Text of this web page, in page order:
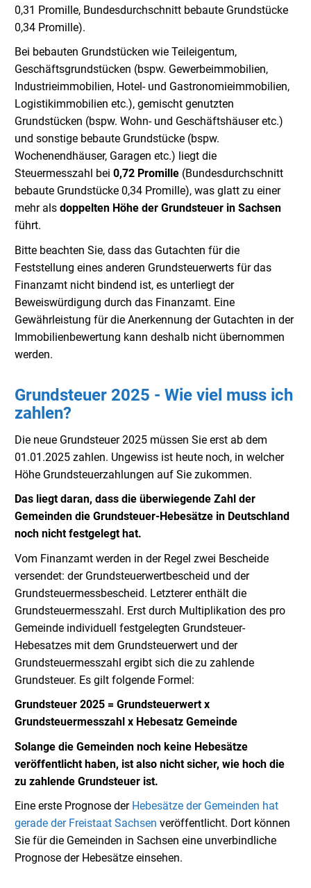
0,31 Promille, Bundesdurchschnitt bebaute Grundstücke
0,34 Promille).
Bei bebauten Grundstücken wie Teileigentum,
Geschäftsgrundstücken (bspw. Gewerbeimmobilien,
Industrieimmobilien, Hotel- und Gastronomieimmobilien,
Logistikimmobilien etc.), gemischt genutzten
Grundstücken (bspw. Wohn- und Geschäftshäuser etc.)
und sonstige bebaute Grundstücke (bspw.
Wochenendhäuser, Garagen etc.) liegt die
Steuermesszahl bei 0,72 Promille (Bundesdurchschnitt
bebaute Grundstücke 0,34 Promille), was glatt zu einer
mehr als doppelten Höhe der Grundsteuer in Sachsen
führt.
Bitte beachten Sie, dass das Gutachten für die
Feststellung eines anderen Grundsteuerwerts für das
Finanzamt nicht bindend ist, es unterliegt der
Beweiswürdigung durch das Finanzamt. Eine
Gewährleistung für die Anerkennung der Gutachten in der
Immobilienbewertung kann deshalb nicht übernommen
werden.
Grundsteuer 2025 - Wie viel muss ich
zahlen?
Die neue Grundsteuer 2025 müssen Sie erst ab dem
01.01.2025 zahlen. Ungewiss ist heute noch, in welcher
Höhe Grundsteuerzahlungen auf Sie zukommen.
Das liegt daran, dass die überwiegende Zahl der
Gemeinden die Grundsteuer-Hebesätze in Deutschland
noch nicht festgelegt hat.
Vom Finanzamt werden in der Regel zwei Bescheide
versendet: der Grundsteuerwertbescheid und der
Grundsteuermessbescheid. Letzterer enthält die
Grundsteuermesszahl. Erst durch Multiplikation des pro
Gemeinde individuell festgelegten Grundsteuer-
Hebesatzes mit dem Grundsteuerwert und der
Grundsteuermesszahl ergibt sich die zu zahlende
Grundsteuer. Es gilt folgende Formel:
Grundsteuer 2025 = Grundsteuerwert x
Grundsteuermesszahl x Hebesatz Gemeinde
Solange die Gemeinden noch keine Hebesätze
veröffentlicht haben, ist also nicht sicher, wie hoch die
zu zahlende Grundsteuer ist.
Eine erste Prognose der Hebesätze der Gemeinden hat
gerade der Freistaat Sachsen veröffentlicht. Dort können
Sie für die Gemeinden in Sachsen eine unverbindliche
Prognose der Hebesätze einsehen.